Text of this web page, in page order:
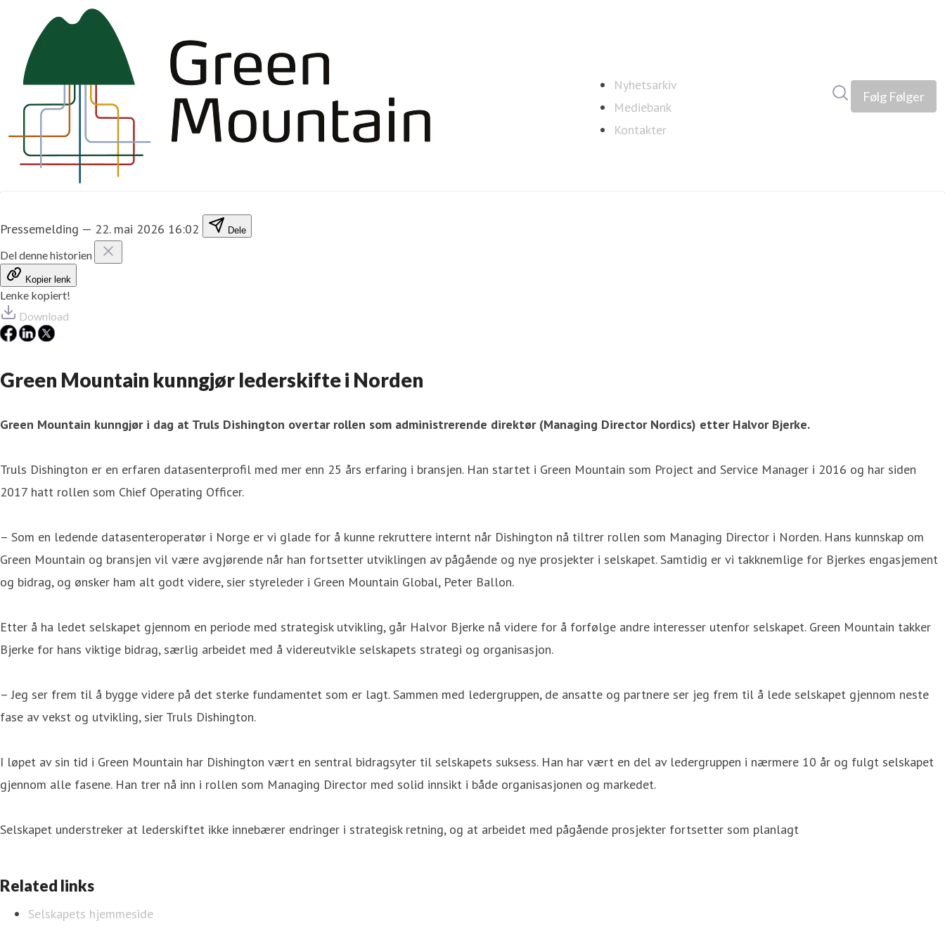
Nyhetsarkiv
Mediebank
Kontakter
Følg Følger
Pressemelding — 22. mai 2026 16:02 Dele
Del denne historien
Kopier lenk
Lenke kopiert!
Download
Green Mountain kunngjør lederskifte i Norden
Green Mountain kunngjør i dag at Truls Dishington overtar rollen som administrerende direktør (Managing Director Nordics) etter Halvor Bjerke.
Truls Dishington er en erfaren datasenterprofil med mer enn 25 års erfaring i bransjen. Han startet i Green Mountain som Project and Service Manager i 2016 og har siden
2017 hatt rollen som Chief Operating Officer.
– Som en ledende datasenteroperatør i Norge er vi glade for å kunne rekruttere internt når Dishington nå tiltrer rollen som Managing Director i Norden. Hans kunnskap om
Green Mountain og bransjen vil være avgjørende når han fortsetter utviklingen av pågående og nye prosjekter i selskapet. Samtidig er vi takknemlige for Bjerkes engasjement
og bidrag, og ønsker ham alt godt videre, sier styreleder i Green Mountain Global, Peter Ballon.
Etter å ha ledet selskapet gjennom en periode med strategisk utvikling, går Halvor Bjerke nå videre for å forfølge andre interesser utenfor selskapet. Green Mountain takker
Bjerke for hans viktige bidrag, særlig arbeidet med å videreutvikle selskapets strategi og organisasjon.
– Jeg ser frem til å bygge videre på det sterke fundamentet som er lagt. Sammen med ledergruppen, de ansatte og partnere ser jeg frem til å lede selskapet gjennom neste
fase av vekst og utvikling, sier Truls Dishington.
I løpet av sin tid i Green Mountain har Dishington vært en sentral bidragsyter til selskapets suksess. Han har vært en del av ledergruppen i nærmere 10 år og fulgt selskapet
gjennom alle fasene. Han trer nå inn i rollen som Managing Director med solid innsikt i både organisasjonen og markedet.
Selskapet understreker at lederskiftet ikke innebærer endringer i strategisk retning, og at arbeidet med pågående prosjekter fortsetter som planlagt
Related links
Selskapets hjemmeside